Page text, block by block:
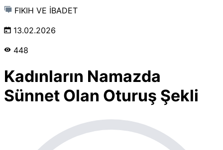
FIKIH VE İBADET
13.02.2026
448
Kadınların Namazda
Sünnet Olan Oturuş Şekli